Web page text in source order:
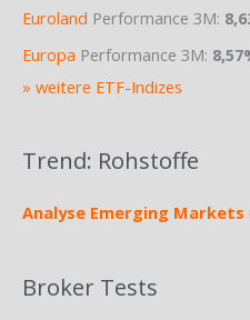
Euroland Performance 3M:
Europa Performance 3M:
» weitere ETF-Indizes
Trend: Rohstoffe
Analyse Emerging Markets
Broker Tests